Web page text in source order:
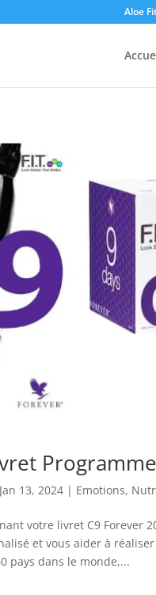
Aloe
Jan 13, 2024 | Emotions,
votre livret C9 Forever
et vous aider à
pays dans le monde,...